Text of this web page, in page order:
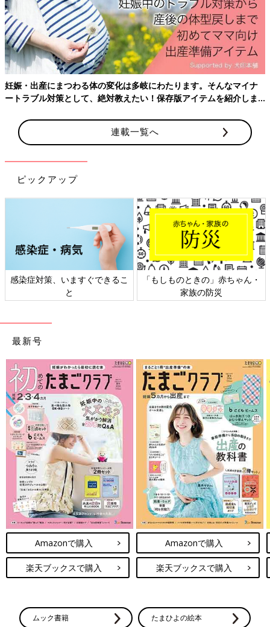
感じたことは？
加藤 長男が年長、二男が2歳児クラスで、子育てでいちばん手
がかかるときに新型コロナの流行で緊急事態宣言があったことは
大きかったと思います。3カ月ほど保育園にも登園できず、息子
たちをあずかってもらう環境も非常に少なく、思いきって仕事を
休んで過ごしました。
かったので、やむなくネットチャンネルデビュー。それ以来、わ
が家は本を読む機会が少なくなりました。私自身は、子どもと過
受けたり、打ち合わせに参加することができるようになり、通勤
時間のロスがなくなっていくぶん楽になったこともあったように
――加藤さんの俳優の仕事のことは、息子さんたちにはいつごろ
どんなふうに伝えましたか？
加藤 長男が小さいころ、長男を置いて京都へ撮影に行くことが
るの？と聞かれたときに、私の仕事について説明しました。私の
場合はテレビなどで作品が放送されるので、わかりやすかったか
――テレビに出ている加藤さんを見てどんな反応をしましたか？
加藤 長男が仮面ライダーに夢中になって歴代の仮面ライダーの
名前や変身ポーズをマスターしたとき『仮面ライダーアマゾン
ズ』（2016年PrimeVideo）シリーズに出演していることを話し
たんです。「お母さん、仮面ライダーに出てるよ」ってちょっと
自慢げに･･･。そしたら、長男は自分の大好きなヒーローの世界
に自分のお母さんがいるのは嫌だったみたいです（笑）
息子たちは私の仕事にはあんまり興味はないみたいですね。で
も、たまにネットでだれかがアップロードしている私のかなり昔
のアイドル時代の動画を見つけて、「アイドルでも“推しの子”と
全然違うね〜」とか言いながらゲラゲラ笑ったりしていますよ
（笑）
子育ては「今がいちばん大変！」の連続
妊娠・出産にまつわる体の変化は多岐にわたります。そんなマイナ
ートラブル対策として、絶対教えたい！保存版アイテムを紹介しま
連載一覧へ
ピックアップ
感染症対策、いますぐできるこ
と
「もしものときの」赤ちゃん・
家族の防災
最新号
Amazonで購入
楽天ブックスで購入
Amazonで購入
楽天ブックスで購入
ムック書籍 たまひよの絵本